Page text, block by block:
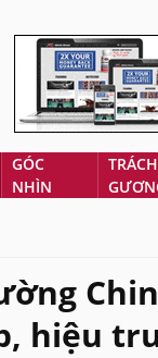
GÓC
NHÌN
hiệu